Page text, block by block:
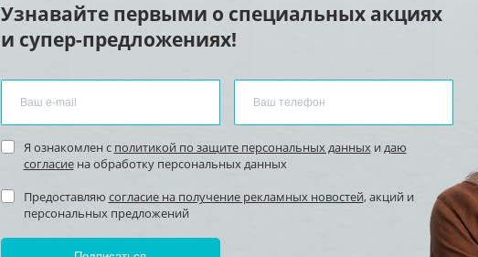
Узнавайте первыми о специальных акциях
и супер-предложениях!
Я ознакомлен с политикой по защите персональных данныхидаю
согласиена обработку персональных данных
Предоставляю согласие на получение рекламных новостей, акций и
персональных предложений